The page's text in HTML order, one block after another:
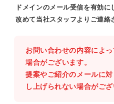
ドメインのメール受信を有効に
改めて当社スタッフよりご連絡
お問い合わせの内容によ
場合がございます。
提案やご紹介のメールに
し上げられない場合がござ